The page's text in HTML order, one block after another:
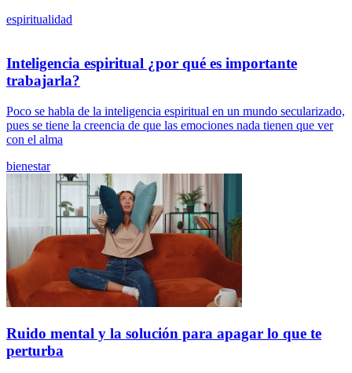
espiritualidad
Inteligencia espiritual ¿por qué es importante
trabajarla?
Poco se habla de la inteligencia espiritual en un mundo secularizado,
pues se tiene la creencia de que las emociones nada tienen que ver
con el alma
bienestar
Ruido mental y la solución para apagar lo que te
perturba